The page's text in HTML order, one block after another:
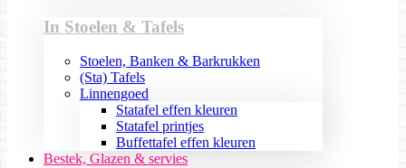
In Stoelen & Tafels
Stoelen, Banken & Barkrukken
(Sta) Tafels
Linnengoed
Statafel effen kleuren
Statafel printjes
Buffettafel effen kleuren
Bestek, Glazen & servies